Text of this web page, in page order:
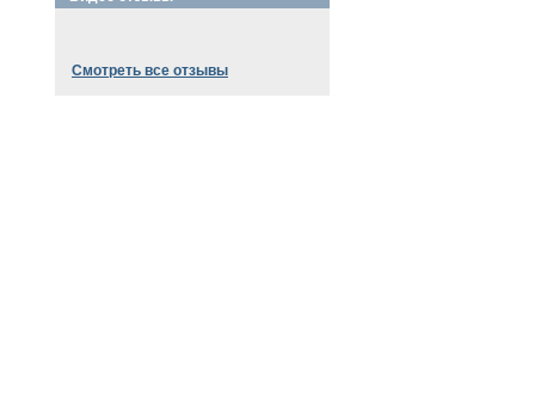
Смотреть все отзывы